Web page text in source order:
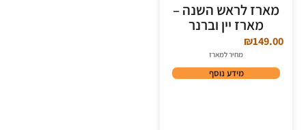
מארז לראש השנה –
מארז יין וברנר
₪149.00
מחיר למארז
מידע נוסף